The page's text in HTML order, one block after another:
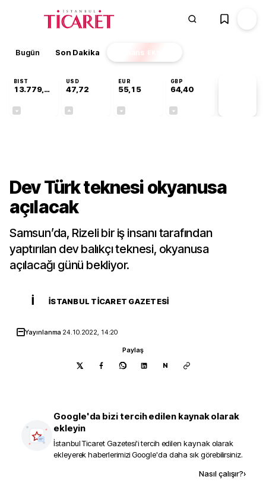
Bugün Son Dakika Finans EKSTRA
BIST
13.779,39
USD
47,72
EUR
55,15
GBP
64,40
Dev Türk teknesi okyanusa
açılacak
Samsun’da, Rizeli bir iş insanı tarafından
yaptırılan dev balıkçı teknesi, okyanusa
açılacağı günü bekliyor.
İ İSTANBUL TICARET GAZETESI
Yayınlanma 24.10.2022, 14:20
Paylaş
N
Google'da bizi tercih edilen kaynak olarak
ekleyin
İstanbul Ticaret Gazetesi'i tercih edilen kaynak olarak
ekleyerek haberlerimizi Google'da daha sık görebilirsiniz.
Nasıl çalışır?›